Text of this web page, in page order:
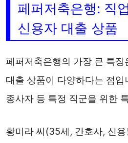
페퍼저축은행: 직
신용자 대출 상품
페퍼저축은행의 가장 큰 특징
대출 상품이 다양하다는 점
종사자 등 특정 직군을 위한
황미라 씨(35세, 간호사, 신용